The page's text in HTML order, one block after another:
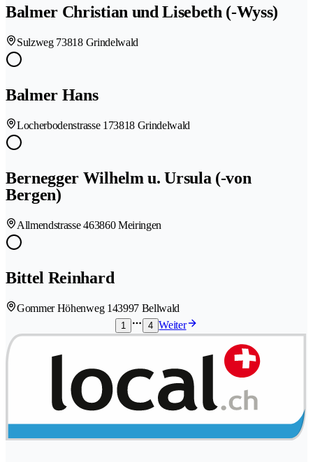
Balmer Christian und Lisebeth (-Wyss)
Sulzweg 73818 Grindelwald
Balmer Hans
Locherbodenstrasse 173818 Grindelwald
Bernegger Wilhelm u. Ursula (-von
Bergen)
Allmendstrasse 463860 Meiringen
Bittel Reinhard
Gommer Höhenweg 143997 Bellwald
1 4 Weiter